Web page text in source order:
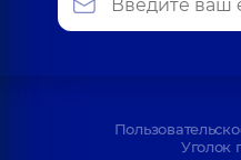
Уголок